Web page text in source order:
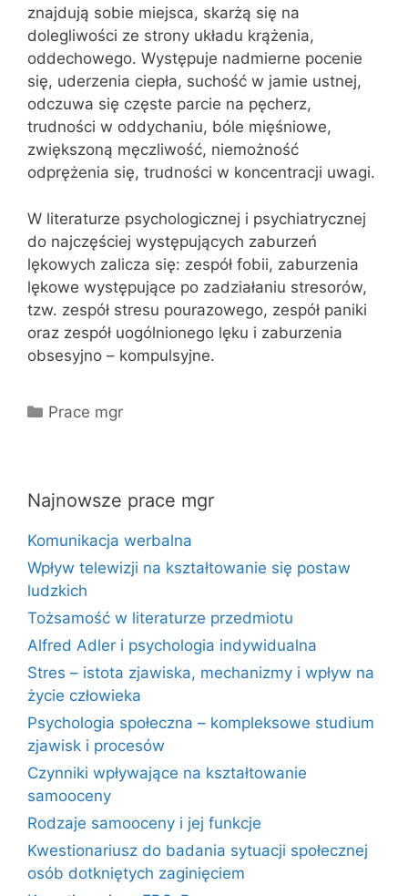
znajdują sobie miejsca, skarżą się na
dolegliwości ze strony układu krążenia,
oddechowego. Występuje nadmierne pocenie
się, uderzenia ciepła, suchość w jamie ustnej,
odczuwa się częste parcie na pęcherz,
trudności w oddychaniu, bóle mięśniowe,
zwiększoną męczliwość, niemożność
odprężenia się, trudności w koncentracji uwagi.
W literaturze psychologicznej i psychiatrycznej
do najczęściej występujących zaburzeń
lękowych zalicza się: zespół fobii, zaburzenia
lękowe występujące po zadziałaniu stresorów,
tzw. zespół stresu pourazowego, zespół paniki
oraz zespół uogólnionego lęku i zaburzenia
obsesyjno – kompulsyjne.
Kategorie
Prace mgr
Najnowsze prace mgr
Komunikacja werbalna
Wpływ telewizji na kształtowanie się postaw
ludzkich
Tożsamość w literaturze przedmiotu
Alfred Adler i psychologia indywidualna
Stres – istota zjawiska, mechanizmy i wpływ na
życie człowieka
Psychologia społeczna – kompleksowe studium
zjawisk i procesów
Czynniki wpływające na kształtowanie
samooceny
Rodzaje samooceny i jej funkcje
Kwestionariusz do badania sytuacji społecznej
osób dotkniętych zaginięciem